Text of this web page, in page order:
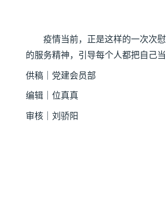
疫情当前，正是这样的一次次慰
的服务精神，引导每个人都把自己
供稿｜党建会员部
编辑｜位真真
审核｜刘骄阳